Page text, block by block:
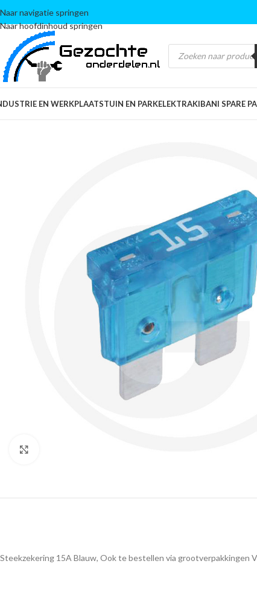
Naar navigatie springen
Naar hoofdinhoud springen
EN WERKPLAATSTUIN EN PARKELEKTRAKIBANI SPARE
Steekzekering 15A Blauw, Ook te bestellen via grootverpakkingen